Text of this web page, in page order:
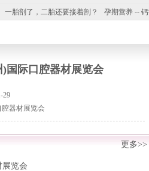
一胎剖了，二胎还要接着剖？ 孕期营养 --
)国际口腔器材展览会
29
腔器材展览会
更多>>
展览会